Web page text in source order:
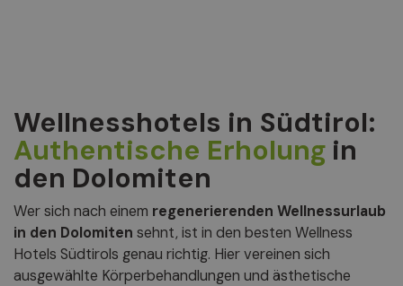
Wellnesshotels in Südtirol:
Authentische Erholung in
den Dolomiten
Wer sich nach einem regenerierenden Wellnessurlaub
in den Dolomiten sehnt, ist in den besten Wellness
Hotels Südtirols genau richtig. Hier vereinen sich
ausgewählte Körperbehandlungen und ästhetische